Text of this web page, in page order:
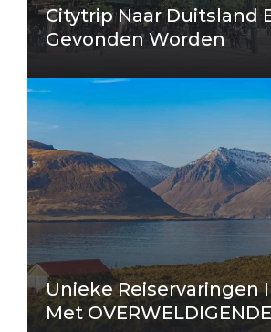
Citytrip Naar Duitsland
Gevonden Worden
Unieke Reiservaringen
Met